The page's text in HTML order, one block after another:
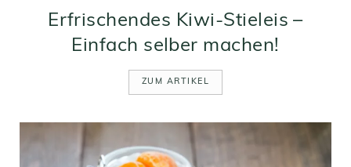
Erfrischendes Kiwi-Stieleis –
Einfach selber machen!
ZUM ARTIKEL